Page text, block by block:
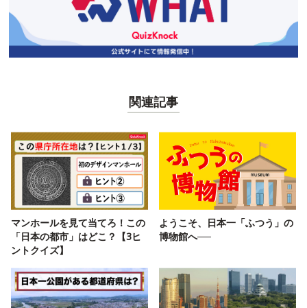
関連記事
マンホールを見て当てろ！この
「日本の都市」はどこ？【3ヒ
ントクイズ】
ようこそ、日本一「ふつう」の
博物館へ──